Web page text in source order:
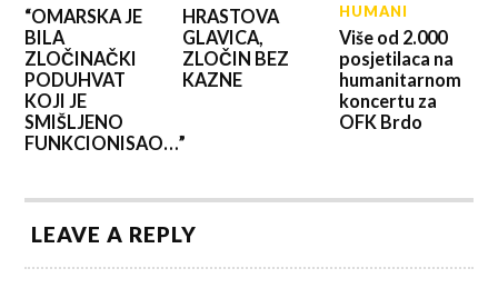
“OMARSKA JE
BILA
ZLOČINAČKI
PODUHVAT
KOJI JE
SMIŠLJENO
FUNKCIONISAO…”
HRASTOVA
GLAVICA,
ZLOČIN BEZ
KAZNE
HUMANI
Više od 2.000
posjetilaca na
humanitarnom
koncertu za
OFK Brdo
LEAVE A REPLY